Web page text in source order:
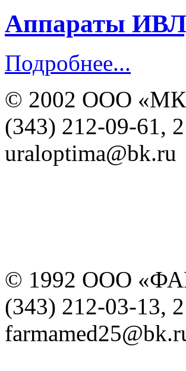
Аппараты
Подробнее...
© 2002 ООО «МК
(343) 212-09-61,
uraloptima@bk.ru
© 1992 ООО
(343) 212-03-13,